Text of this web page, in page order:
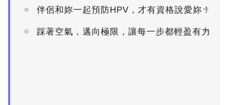
伴侶和妳一起預防HPV，才有資格說愛妳！
PR
踩著空氣，邁向極限，讓每一步都輕盈有力
PR